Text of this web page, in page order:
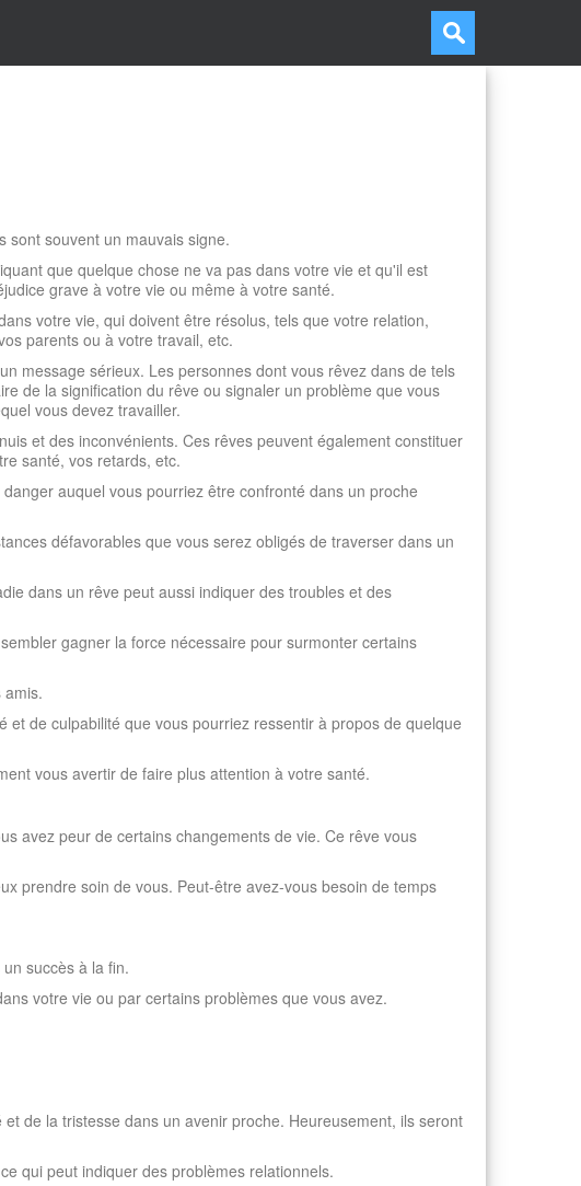
sont souvent un mauvais signe.
que quelque chose ne va pas dans votre vie et qu'il est
grave à votre vie ou même à votre santé.
votre vie, qui doivent être résolus, tels que votre relation,
parents ou à votre travail, etc.
message sérieux. Les personnes dont vous rêvez dans de tels
de la signification du rêve ou signaler un problème que vous
vous devez travailler.
et des inconvénients. Ces rêves peuvent également constituer
santé, vos retards, etc.
auquel vous pourriez être confronté dans un proche
défavorables que vous serez obligés de traverser dans un
dans un rêve peut aussi indiquer des troubles et des
gagner la force nécessaire pour surmonter certains
amis.
de culpabilité que vous pourriez ressentir à propos de quelque
vous avertir de faire plus attention à votre santé.
avez peur de certains changements de vie. Ce rêve vous
prendre soin de vous. Peut-être avez-vous besoin de temps
succès à la fin.
votre vie ou par certains problèmes que vous avez.
de la tristesse dans un avenir proche. Heureusement, ils seront
qui peut indiquer des problèmes relationnels.